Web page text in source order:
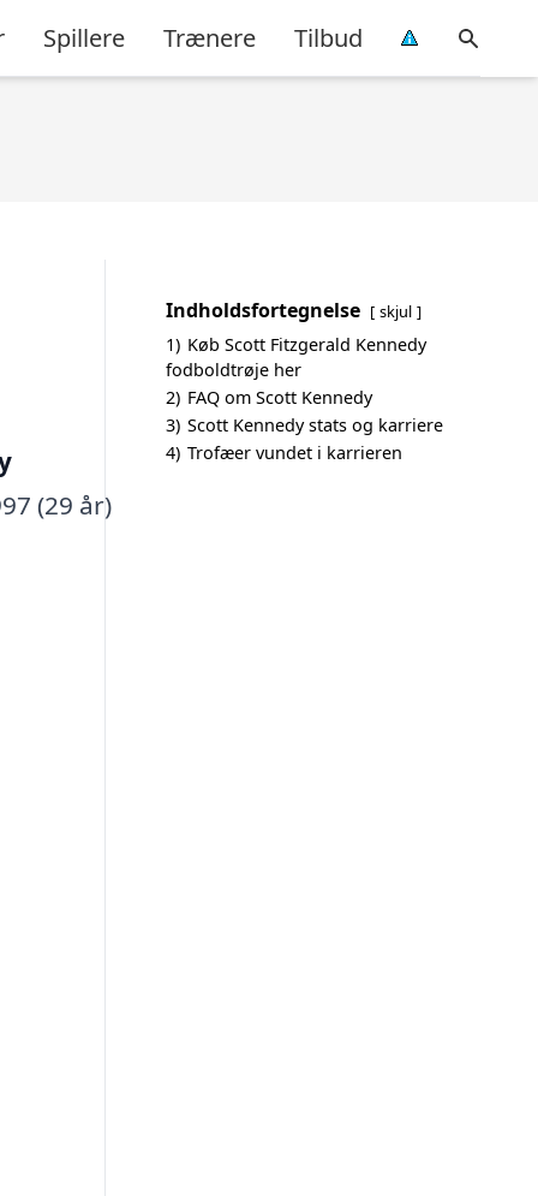
Spillere Trænere Tilbud
(29 år)
Indholdsfortegnelse skjul
1) Køb Scott Fitzgerald Kennedy
fodboldtrøje her
2) FAQ om Scott Kennedy
3) Scott Kennedy stats og karriere
4) Trofæer vundet i karrieren